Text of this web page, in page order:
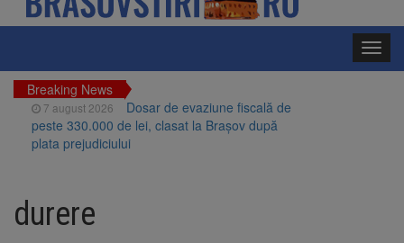
Breaking News
7 august 2026
Dosar de evaziune fiscală de
peste 330.000 de lei, clasat la Brașov după
plata prejudiciului
Motivul: platforme de gunoi neigienizate
durere